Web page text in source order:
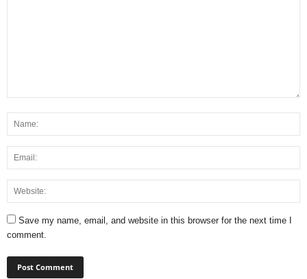
Save my name, email, and website in this browser for the next time I
comment.